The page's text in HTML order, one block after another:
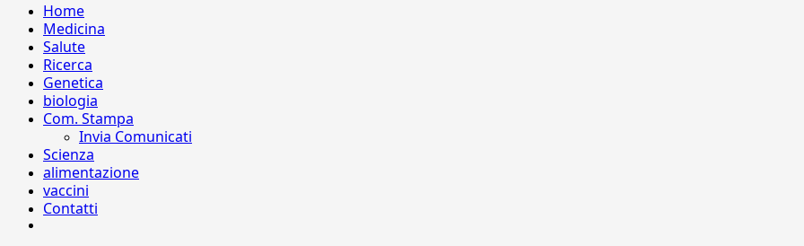
Home
Medicina
Salute
Ricerca
Genetica
biologia
Com. Stampa
Invia Comunicati
Scienza
alimentazione
vaccini
Contatti